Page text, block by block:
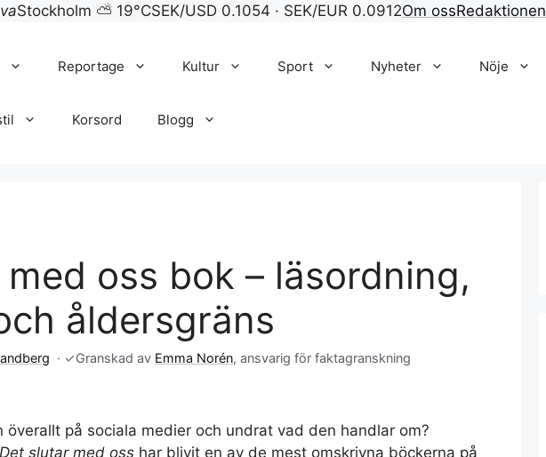
Stockholm ⛅ 19°CSEK/USD 0.1054 · SEK/EUR 0.0912Om ossRedaktionen
Reportage Kultur Sport Nyheter Nöje
Korsord Blogg
oss bok – läsordning,
åldersgräns
· ✓Granskad av Emma Norén, ansvarig för faktagranskning
överallt på sociala medier och undrat vad den handlar om?
Det slutar med oss har blivit en av de mest omskrivna böckerna på